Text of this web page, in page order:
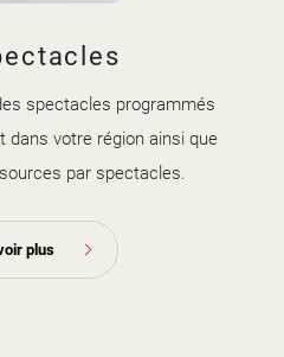
spectacles programmés
dans votre région ainsi que
par spectacles.
plus